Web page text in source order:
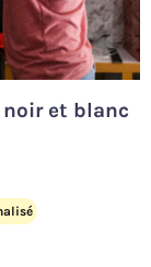
et blanc